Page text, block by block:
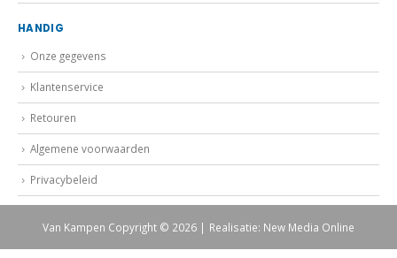
HANDIG
Onze gegevens
Klantenservice
Retouren
Algemene voorwaarden
Privacybeleid
Van Kampen Copyright © 2026 | Realisatie: New Media Online